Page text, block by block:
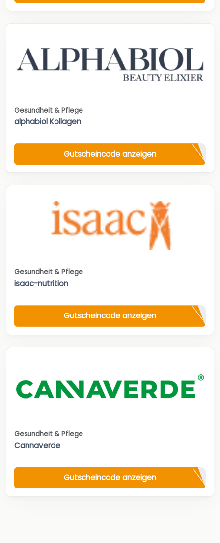
Gesundheit & Pflege
alphabiol Kollagen
Gutscheincode anzeigen
Gesundheit & Pflege
isaac-nutrition
Gutscheincode anzeigen
Gesundheit & Pflege
Cannaverde
Gutscheincode anzeigen